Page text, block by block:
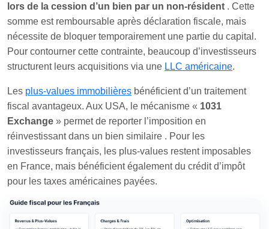
lors de la cession d’un bien par un non-résident . Cette
somme est remboursable après déclaration fiscale, mais
nécessite de bloquer temporairement une partie du capital.
Pour contourner cette contrainte, beaucoup d’investisseurs
structurent leurs acquisitions via une LLC américaine.
Les plus-values immobilières bénéficient d’un traitement
fiscal avantageux. Aux USA, le mécanisme « 1031
Exchange » permet de reporter l’imposition en
réinvestissant dans un bien similaire . Pour les
investisseurs français, les plus-values restent imposables
en France, mais bénéficient également du crédit d’impôt
pour les taxes américaines payées.